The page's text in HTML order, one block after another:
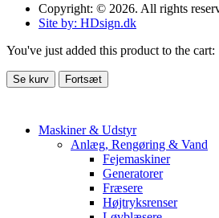
Copyright: © 2026. All rights
Site by: HDsign.dk
You've just added this product to the cart:
Se kurv Fortsæt
Maskiner & Udstyr
Anlæg, Rengøring & Vand
Fejemaskiner
Generatorer
Fræsere
Højtryksrenser